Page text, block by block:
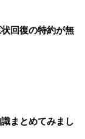
状回復の特約が無
まとめてみまし